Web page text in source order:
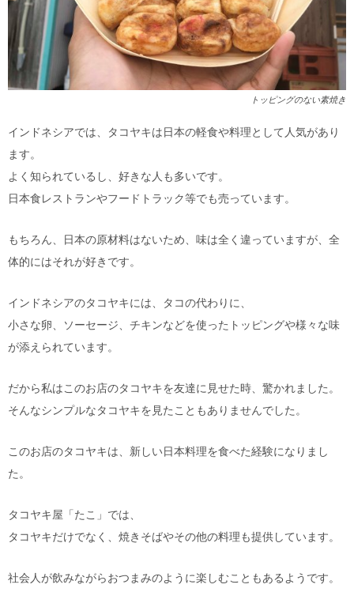
トッピングのない素焼き
インドネシアでは、タコヤキは日本の軽食や料理として人気があり
ます。
よく知られているし、好きな人も多いです。
日本食レストランやフードトラック等でも売っています。
もちろん、日本の原材料はないため、味は全く違っていますが、全
体的にはそれが好きです。
インドネシアのタコヤキには、タコの代わりに、
小さな卵、ソーセージ、チキンなどを使ったトッピングや様々な味
が添えられています。
だから私はこのお店のタコヤキを友達に見せた時、驚かれました。
そんなシンプルなタコヤキを見たこともありませんでした。
このお店のタコヤキは、新しい日本料理を食べた経験になりまし
た。
タコヤキ屋「たこ」では、
タコヤキだけでなく、焼きそばやその他の料理も提供しています。
社会人が飲みながらおつまみのように楽しむこともあるようです。